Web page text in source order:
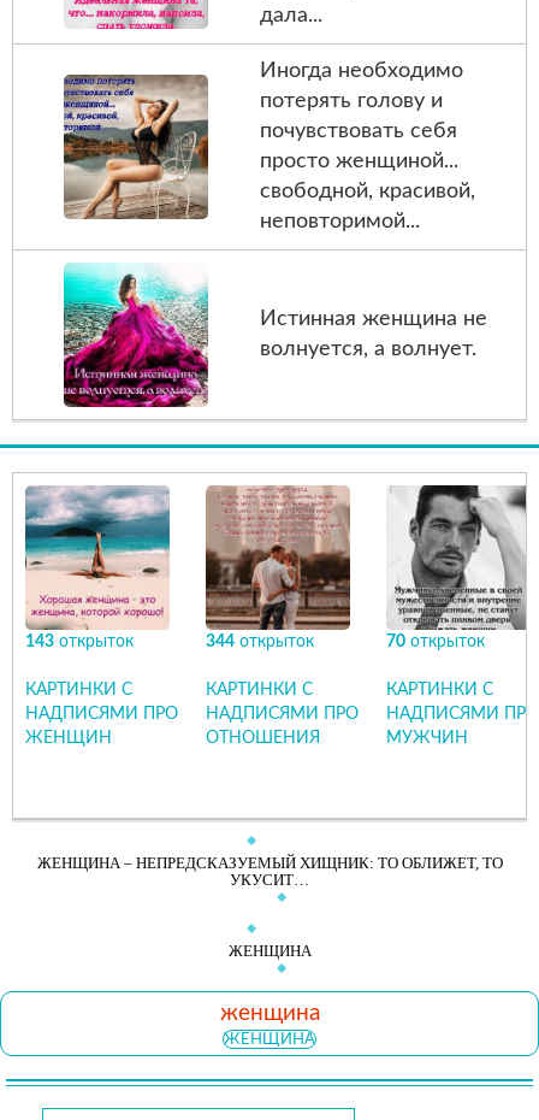
дала...
Иногда необходимо
потерять голову и
почувствовать себя
просто женщиной...
свободной, красивой,
неповторимой...
Истинная женщина не
волнуется, а волнует.
143 открыток
КАРТИНКИ С
НАДПИСЯМИ ПРО
ЖЕНЩИН
344 открыток
КАРТИНКИ С
НАДПИСЯМИ ПРО
ОТНОШЕНИЯ
70 открыток
КАРТИНКИ С
НАДПИСЯМИ ПРО
МУЖЧИН
ЖЕНЩИНА – НЕПРЕДСКАЗУЕМЫЙ ХИЩНИК: ТО ОБЛИЖЕТ, ТО
УКУСИТ…
ЖЕНЩИНА
женщина
ЖЕНЩИНА